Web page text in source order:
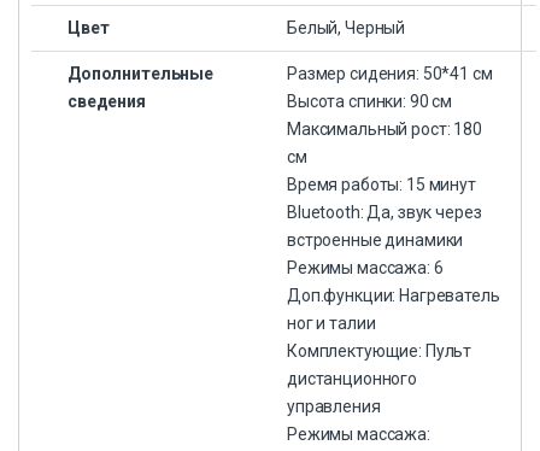
Цвет Белый, Черный
Дополнительные
сведения
Размер сидения: 50*41 см
Высота спинки: 90 см
Максимальный рост: 180
см
Время работы: 15 минут
Bluetooth: Да, звук через
встроенные динамики
Режимы массажа: 6
Доп.функции: Нагреватель
ног и талии
Комплектующие: Пульт
дистанционного
управления
Режимы массажа: